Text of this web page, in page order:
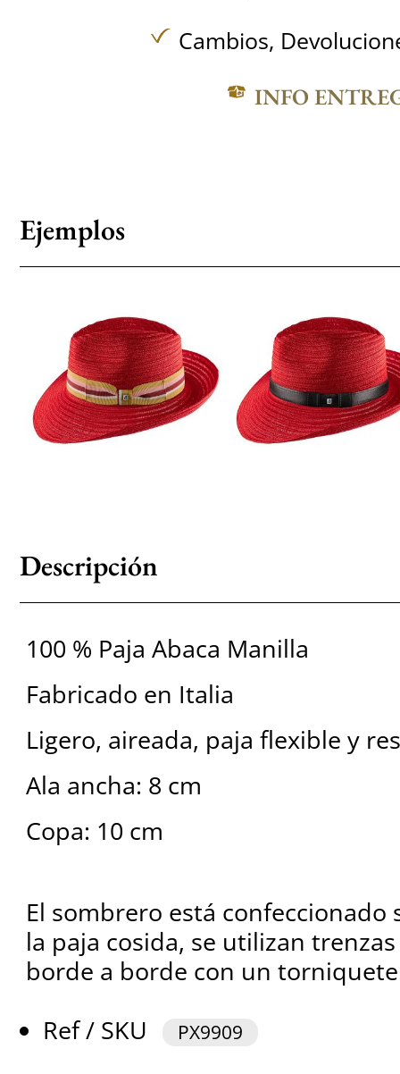
Cambios,
INFO
Ejemplos
Descripción
100 % Paja Abaca Manilla
Fabricado en Italia
Ligero, aireada, paja flexible y
Ala ancha: 8 cm
Copa: 10 cm
El sombrero está confeccionado
la paja cosida, se utilizan
borde a borde con un
Ref / SKU
PX9909